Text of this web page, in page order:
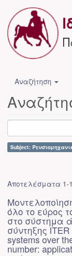
Αναζήτηση
Subject:
Αποτελέσματα 1-
όλο το εύρος
στο σύστημα
σύντηξης
systems over
number: